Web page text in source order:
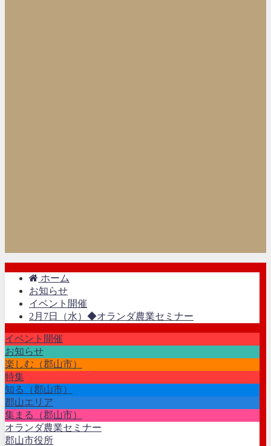
ホーム
お知らせ
イベント開催
2月7日（水）◆オランダ農業セミナー
イベント開催
お知らせ
楽しむ（郡山市）
特集
知る（郡山市）
郡山エリア
集まる（郡山市）
オランダ農業セミナー
郡山市役所